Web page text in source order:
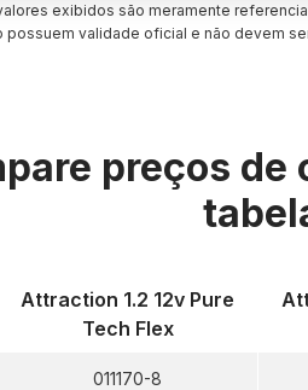
exibidos são meramente
possuem validade oficial e não devem
preços de
Attraction 1.2 12v Pure
Tech Flex
011170-8